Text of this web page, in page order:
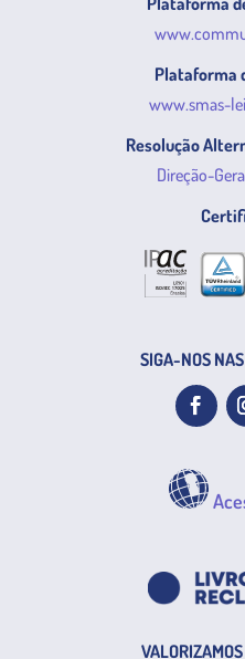
Plataforma
www.smas-
Resolução
Direção-
SIGA-NOS